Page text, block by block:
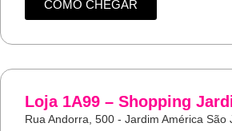
COMO CHEGAR
Loja 1A99 – Shopping
Rua Andorra, 500 - Jardim América São